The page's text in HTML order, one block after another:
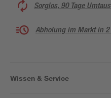
Sorglos, 90 Tage
Abholung im Markt in 2
Wissen & Service